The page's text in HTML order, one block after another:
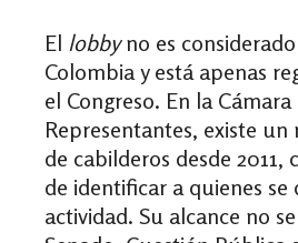
El lobbyno es
Colombia y está apenas
el Congreso. En la Cámara
Representantes, existe
de cabilderos desde
de identificar a quienes se
actividad. Su alcance no